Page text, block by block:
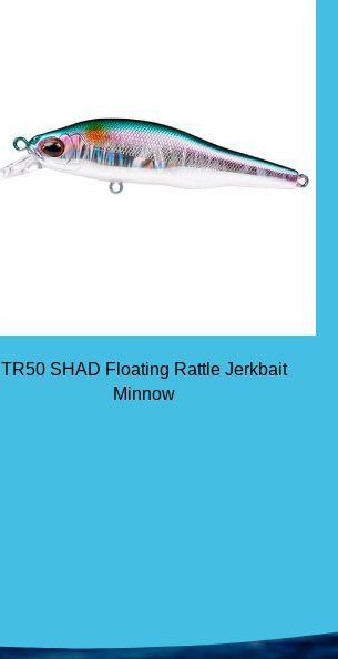
TR50 SHAD Floating Rattle Jerkbait
Minnow